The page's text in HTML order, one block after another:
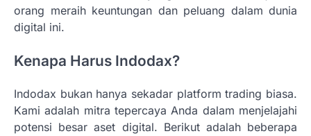
orang meraih keuntungan dan peluang dalam dunia
digital ini.
Kenapa Harus Indodax?
Indodax bukan hanya sekadar platform trading biasa.
Kami adalah mitra tepercaya Anda dalam menjelajahi
potensi besar aset digital. Berikut adalah beberapa